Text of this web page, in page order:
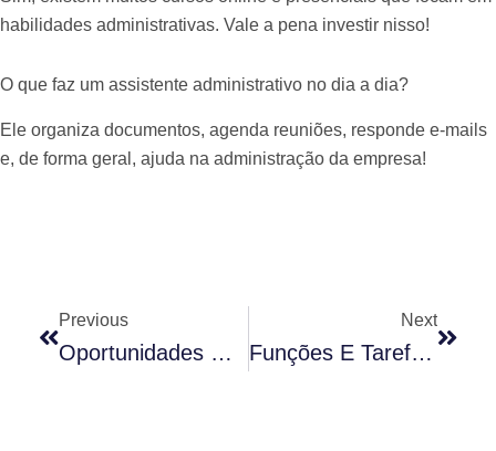
habilidades administrativas. Vale a pena investir nisso!
O que faz um assistente administrativo no dia a dia?
Ele organiza documentos, agenda reuniões, responde e-mails
e, de forma geral, ajuda na administração da empresa!
Previous
Oportunidades De Emprego Em Tecnologia Para Você
Next
Funções E Tarefas Do Assistente Técnico Em Informática